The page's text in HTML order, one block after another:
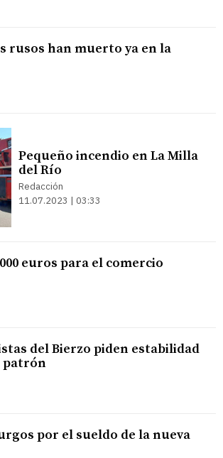
rusos han muerto ya en la
Pequeño incendio en La Milla
del Río
Redacción
11.07.2023 | 03:33
euros para el comercio
del Bierzo piden estabilidad
patrón
por el sueldo de la nueva